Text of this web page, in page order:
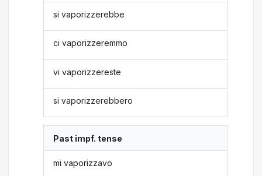
si vaporizzerebbe
ci vaporizzeremmo
vi vaporizzereste
si vaporizzerebbero
Past impf. tense
mi vaporizzavo